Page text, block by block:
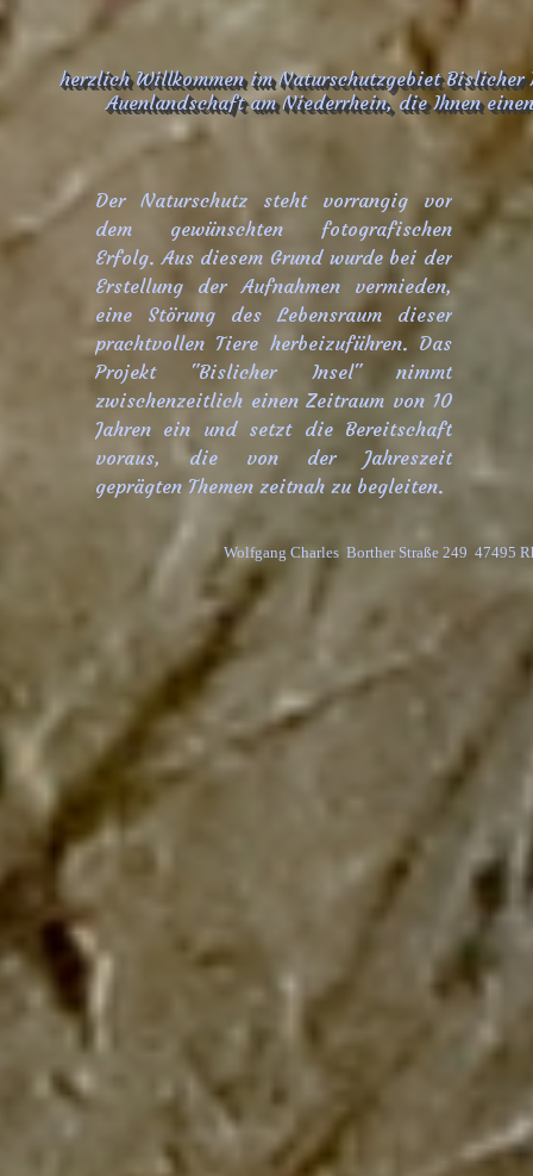
Der Naturschutz steht vorrangig vor
dem gewünschten fotografischen
Erfolg. Aus diesem Grund wurde bei der
Erstellung der Aufnahmen vermieden,
eine Störung des Lebensraum dieser
prachtvollen Tiere herbeizuführen. Das
Projekt "Bislicher Insel" nimmt
zwischenzeitlich einen Zeitraum von 10
Jahren ein und setzt die Bereitschaft
voraus, die von der Jahreszeit
geprägten Themen zeitnah zu begleiten.
herzlich Willkommen im Naturschutzgebiet Bislicher
Auenlandschaft am Niederrhein, die Ihnen
Wolfgang Charles  Borther Straße 249  47495